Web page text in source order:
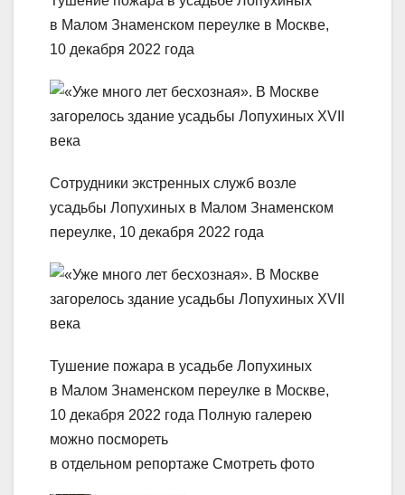
в Малом Знаменском переулке в Москве,
10 декабря 2022 года
Сотрудники экстренных служб возле
усадьбы Лопухиных в Малом Знаменском
переулке, 10 декабря 2022 года
Тушение пожара в усадьбе Лопухиных
в Малом Знаменском переулке в Москве,
10 декабря 2022 года Полную галерею
можно посмореть
в отдельном репортаже Смотреть фото